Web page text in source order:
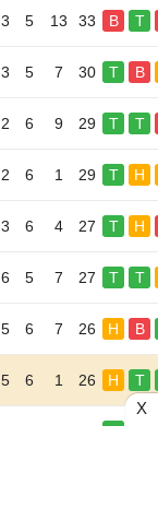
3 5 13 33 B T
3 5 7 30 T B
2 6 9 29 T T
2 6 1 29 T H
3 6 4 27 T H
6 5 7 27 T T
5 6 7 26 H B
5 6 1 26 H T
T
X